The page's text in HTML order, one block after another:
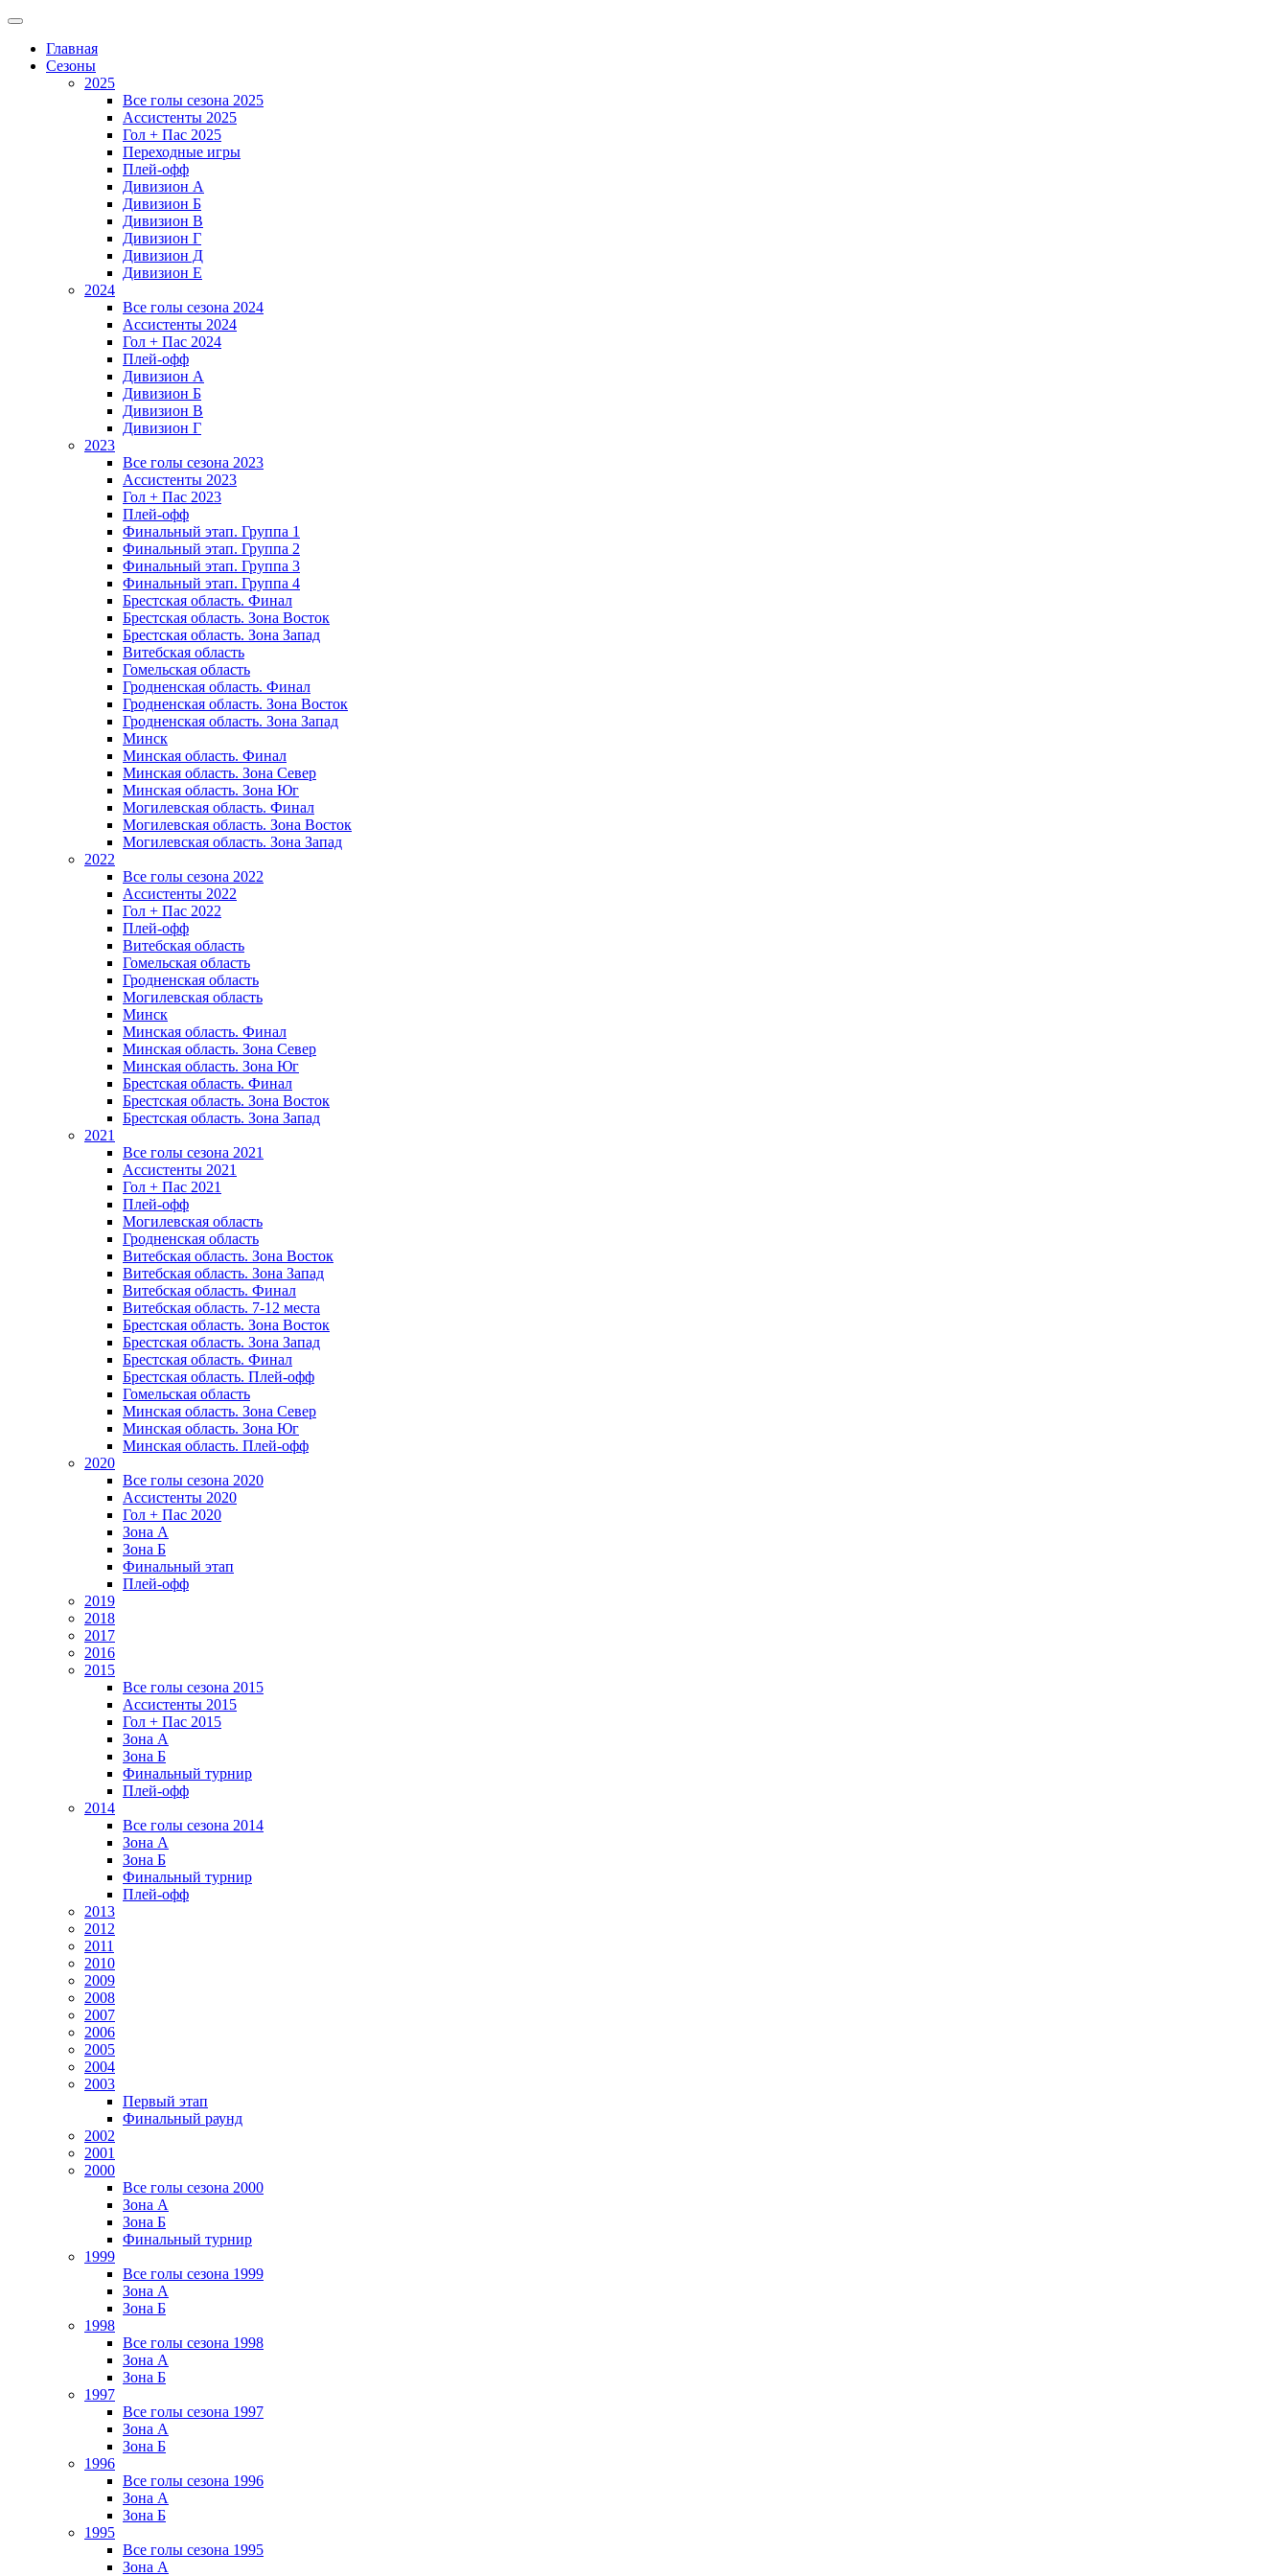
Главная
Сезоны
2025
Все голы сезона 2025
Ассистенты 2025
Гол + Пас 2025
Переходные игры
Плей-офф
Дивизион A
Дивизион Б
Дивизион В
Дивизион Г
Дивизион Д
Дивизион Е
2024
Все голы сезона 2024
Ассистенты 2024
Гол + Пас 2024
Плей-офф
Дивизион A
Дивизион Б
Дивизион В
Дивизион Г
2023
Все голы сезона 2023
Ассистенты 2023
Гол + Пас 2023
Плей-офф
Финальный этап. Группа 1
Финальный этап. Группа 2
Финальный этап. Группа 3
Финальный этап. Группа 4
Брестская область. Финал
Брестская область. Зона Восток
Брестская область. Зона Запад
Витебская область
Гомельская область
Гродненская область. Финал
Гродненская область. Зона Восток
Гродненская область. Зона Запад
Минск
Минская область. Финал
Минская область. Зона Север
Минская область. Зона Юг
Могилевская область. Финал
Могилевская область. Зона Восток
Могилевская область. Зона Запад
2022
Все голы сезона 2022
Ассистенты 2022
Гол + Пас 2022
Плей-офф
Витебская область
Гомельская область
Гродненская область
Могилевская область
Минск
Mинская область. Финал
Минская область. Зона Север
Минская область. Зона Юг
Брестская область. Финал
Брестская область. Зона Восток
Брестская область. Зона Запад
2021
Все голы сезона 2021
Ассистенты 2021
Гол + Пас 2021
Плей-офф
Могилевская область
Гродненская область
Витебская область. Зона Восток
Витебская область. Зона Запад
Витебская область. Финал
Витебская область. 7-12 места
Брестская область. Зона Восток
Брестская область. Зона Запад
Брестская область. Финал
Брестская область. Плей-офф
Гомельская область
Минская область. Зона Север
Минская область. Зона Юг
Минская область. Плей-офф
2020
Все голы сезона 2020
Ассистенты 2020
Гол + Пас 2020
Зона А
Зона Б
Финальный этап
Плей-офф
2019
2018
2017
2016
2015
Все голы сезона 2015
Ассистенты 2015
Гол + Пас 2015
Зона А
Зона Б
Финальный турнир
Плей-офф
2014
Все голы сезона 2014
Зона А
Зона Б
Финальный турнир
Плей-офф
2013
2012
2011
2010
2009
2008
2007
2006
2005
2004
2003
Первый этап
Финальный раунд
2002
2001
2000
Все голы сезона 2000
Зона А
Зона Б
Финальный турнир
1999
Все голы сезона 1999
Зона А
Зона Б
1998
Все голы сезона 1998
Зона А
Зона Б
1997
Все голы сезона 1997
Зона А
Зона Б
1996
Все голы сезона 1996
Зона А
Зона Б
1995
Все голы сезона 1995
Зона А